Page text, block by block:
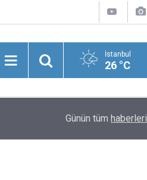
İstanbul
26 °C
Yaralılar Olduğu Bildirildi
Günün tüm haberleri